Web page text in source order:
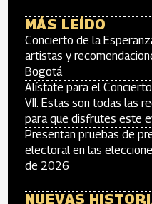
MÁS LEÍDO
Concierto de la
artistas y
Bogotá
Alístate para el
VII: Estas son todas las
para que disfrutes este
Presentan pruebas de
electoral en las
de 2026
NUEVAS